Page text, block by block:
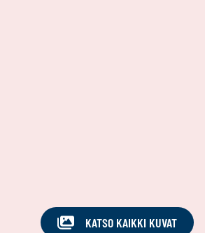
KATSO KAIKKI KUVAT